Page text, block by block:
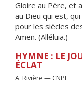
Gloire au Père, et
au Dieu qui est,
pour les siècles
Amen. (Alléluia.)
HYMNE : LE
ÉCLAT
A. Rivière — CNPL